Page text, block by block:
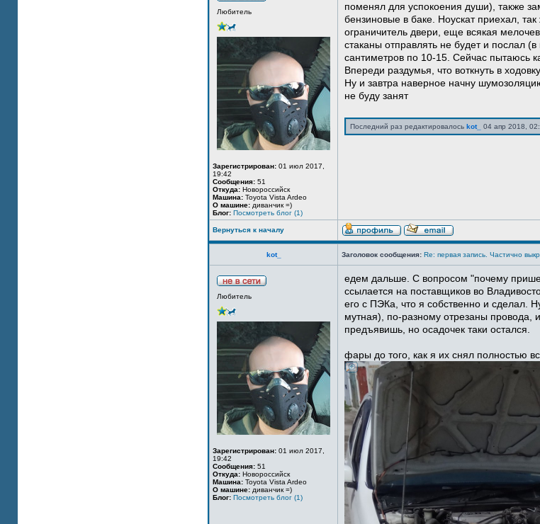
Любитель
Зарегистрирован: 01 июл 2017,
19:42
Сообщения: 51
Откуда: Новороссийск
Машина: Toyota Vista Ardeo
О машине: диванчик =)
Блог: Посмотреть блог (1)
поменял для успокоения души), также
бензиновые в баке. Ноускат приехал,
ограничитель двери, еще всякая
стаканы отправлять не будет и послал
сантиметров по 10-15. Сейчас пытаюсь
Впереди раздумья, что воткнуть в
Ну и завтра наверное начну
не буду занят
Последний раз редактировалось kot_ 04 апр 2018,
Вернуться к началу
kot_ Заголовок сообщения: Re: первая запись. Частично
Любитель
Зарегистрирован: 01 июл 2017,
19:42
Сообщения: 51
Откуда: Новороссийск
Машина: Toyota Vista Ardeo
О машине: диванчик =)
Блог: Посмотреть блог (1)
едем дальше. С вопросом "почему
ссылается на поставщиков во
его с ПЭКа, что я собственно и сделал.
мутная), по-разному отрезаны провода,
предъявишь, но осадочек таки остался.
фары до того, как я их снял полностью